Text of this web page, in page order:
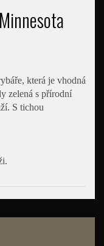
která je vhodná
zelená s přírodní
S tichou